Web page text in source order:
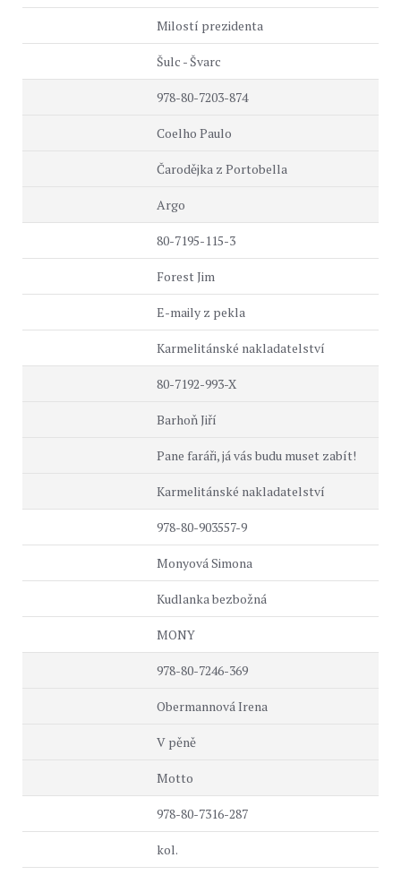
Milostí prezidenta
Šulc - Švarc
978-80-7203-874
Coelho Paulo
Čarodějka z Portobella
Argo
80-7195-115-3
Forest Jim
E-maily z pekla
Karmelitánské nakladatelství
80-7192-993-X
Barhoň Jiří
Pane faráři, já vás budu muset zabít!
Karmelitánské nakladatelství
978-80-903557-9
Monyová Simona
Kudlanka bezbožná
MONY
978-80-7246-369
Obermannová Irena
V pěně
Motto
978-80-7316-287
kol.